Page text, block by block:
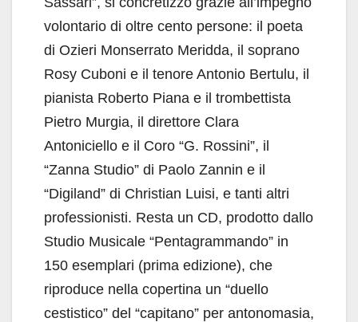
volontario di oltre cento persone: il poeta
di Ozieri Monserrato Meridda, il soprano
Rosy Cuboni e il tenore Antonio Bertulu, il
pianista Roberto Piana e il trombettista
Pietro Murgia, il direttore Clara
Antoniciello e il Coro “G. Rossini”, il
“Zanna Studio” di Paolo Zannin e il
“Digiland” di Christian Luisi, e tanti altri
professionisti. Resta un CD, prodotto dallo
Studio Musicale “Pentagrammando” in
150 esemplari (prima edizione), che
riproduce nella copertina un “duello
cestistico” del “capitano” per antonomasia,